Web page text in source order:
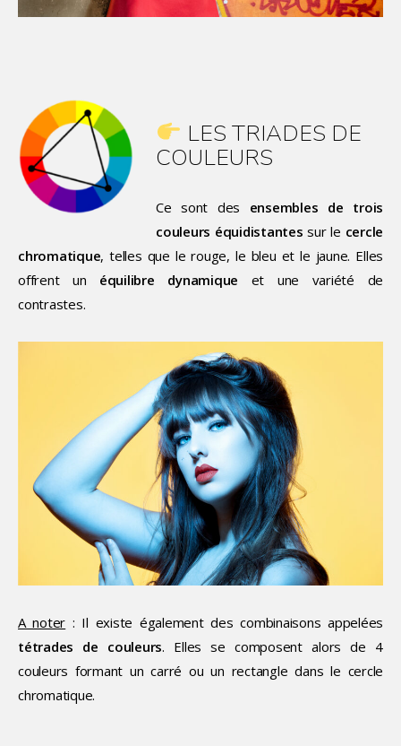
LES TRIADES DE
COULEURS
Ce sont des ensembles de trois
couleurs équidistantes sur le cercle
chromatique, telles que le rouge, le bleu et le jaune. Elles
offrent un équilibre dynamique et une variété de
contrastes.
A noter : Il existe également des combinaisons appelées
tétrades de couleurs. Elles se composent alors de 4
couleurs formant un carré ou un rectangle dans le cercle
chromatique.